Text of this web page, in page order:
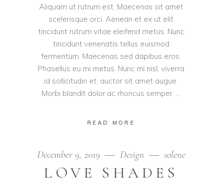
Aliquam ut rutrum est. Maecenas sit amet
scelerisque orci. Aenean et ex ut elit
tincidunt rutrum vitae eleifend metus. Nunc
tincidunt venenatis tellus euismod
fermentum. Maecenas sed dapibus eros.
Phasellus eu mi metus. Nunc mi nisl, viverra
id sollicitudin et, auctor sit amet augue.
Morbi blandit dolor ac rhoncus semper.
READ MORE
December 9, 2019 Design solene
LOVE SHADES